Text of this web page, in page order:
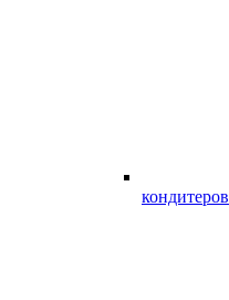
кондитеров